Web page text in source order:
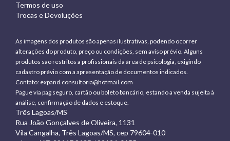
Termos de uso
Trocas e Devoluções
As imagens dos produtos são apenas ilustrativas, podendo ocorrer
alterações do produto, preço ou condições, sem aviso prévio. Alguns
produtos são restritos a profissionais da área de psicologia, exigindo
cadastro prévio com a apresentação de documentos indicados.
Contato: expand.consultoria@hotmail.com
Pague via pag seguro, cartão ou boleto bancário, estando a venda sujeita à
análise, confirmação de dados e estoque.
Três Lagoas/MS
Rua João Gonçalves de Oliveira, 1131
Vila Cangalha, Três Lagoas/MS, cep 79604-010